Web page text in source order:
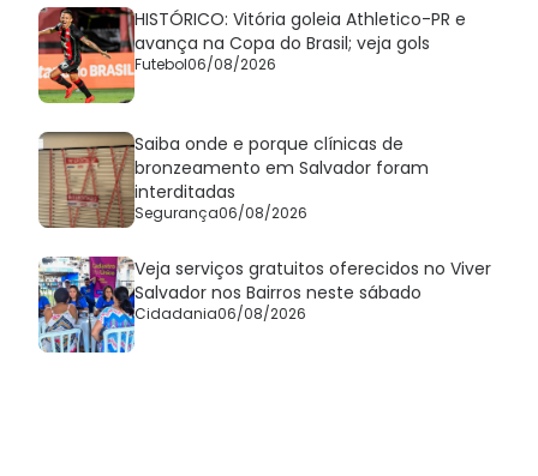
HISTÓRICO: Vitória goleia Athletico-PR e
avança na Copa do Brasil; veja gols
Futebol06/08/2026
Saiba onde e porque clínicas de
bronzeamento em Salvador foram
interditadas
Segurança06/08/2026
Veja serviços gratuitos oferecidos no Viver
Salvador nos Bairros neste sábado
Cidadania06/08/2026